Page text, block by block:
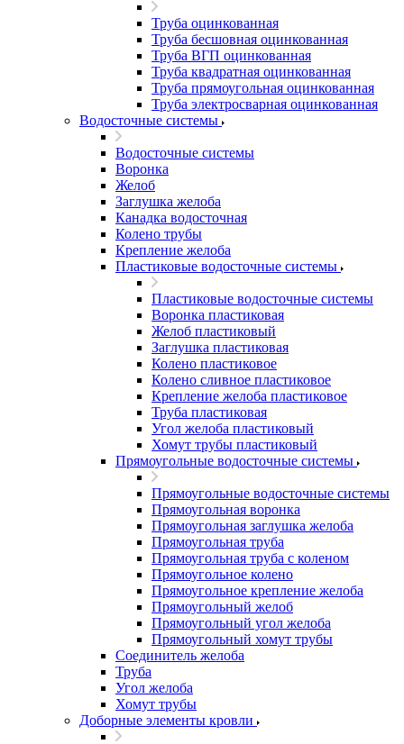
Труба оцинкованная
Труба бесшовная оцинкованная
Труба ВГП оцинкованная
Труба квадратная оцинкованная
Труба прямоугольная оцинкованная
Труба электросварная оцинкованная
Водосточные системы
Водосточные системы
Воронка
Желоб
Заглушка желоба
Канадка водосточная
Колено трубы
Крепление желоба
Пластиковые водосточные системы
Пластиковые водосточные системы
Воронка пластиковая
Желоб пластиковый
Заглушка пластиковая
Колено пластиковое
Колено сливное пластиковое
Крепление желоба пластиковое
Труба пластиковая
Угол желоба пластиковый
Хомут трубы пластиковый
Прямоугольные водосточные системы
Прямоугольные водосточные системы
Прямоугольная воронка
Прямоугольная заглушка желоба
Прямоугольная труба
Прямоугольная труба c коленом
Прямоугольное колено
Прямоугольное крепление желоба
Прямоугольный желоб
Прямоугольный угол желоба
Прямоугольный хомут трубы
Соединитель желоба
Труба
Угол желоба
Хомут трубы
Доборные элементы кровли